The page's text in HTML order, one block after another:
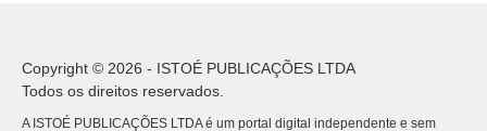
Copyright © 2026 - ISTOÉ PUBLICAÇÕES LTDA
Todos os direitos reservados.
A ISTOÉ PUBLICAÇÕES LTDA é um portal digital independente e sem